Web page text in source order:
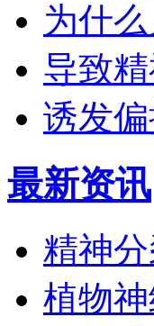
为什
导致
诱发
最新资讯
精神
植物